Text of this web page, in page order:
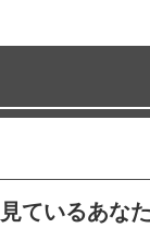
ているあな